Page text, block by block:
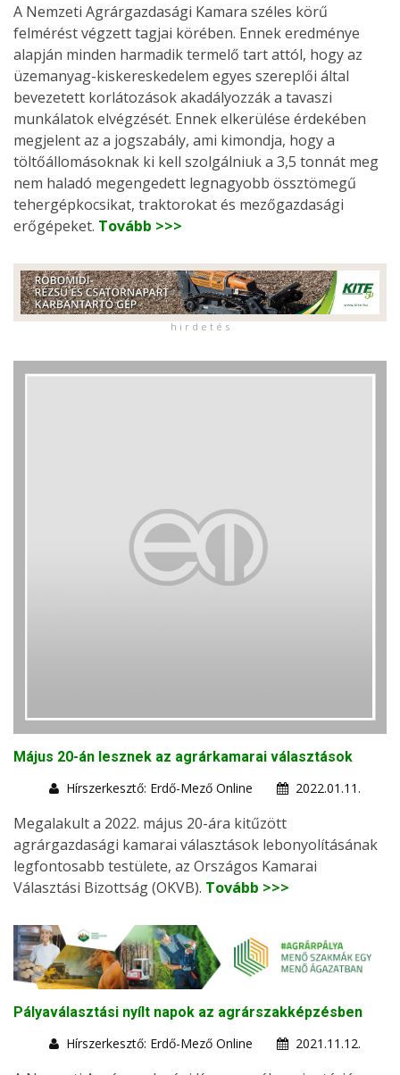
A Nemzeti Agrárgazdasági Kamara széles körű
felmérést végzett tagjai körében. Ennek eredménye
alapján minden harmadik termelő tart attól, hogy az
üzemanyag-kiskereskedelem egyes szereplői által
bevezetett korlátozások akadályozzák a tavaszi
munkálatok elvégzését. Ennek elkerülése érdekében
megjelent az a jogszabály, ami kimondja, hogy a
töltőállomásoknak ki kell szolgálniuk a 3,5 tonnát meg
nem haladó megengedett legnagyobb össztömegű
tehergépkocsikat, traktorokat és mezőgazdasági
erőgépeket. Tovább >>>
h i r d e t é s
Május 20-án lesznek az agrárkamarai választások
Hírszerkesztő: Erdő-Mező Online
2022.01.11.
Megalakult a 2022. május 20-ára kitűzött
agrárgazdasági kamarai választások lebonyolításának
legfontosabb testülete, az Országos Kamarai
Választási Bizottság (OKVB). Tovább >>>
Pályaválasztási nyílt napok az agrárszakképzésben
Hírszerkesztő: Erdő-Mező Online
2021.11.12.